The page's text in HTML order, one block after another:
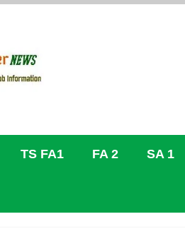
TS FA1 FA 2 SA 1